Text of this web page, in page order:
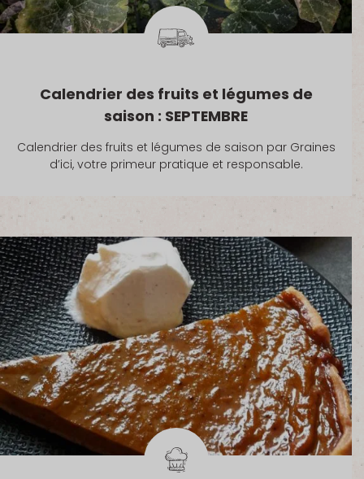
Calendrier des fruits et légumes de
saison : SEPTEMBRE
Calendrier des fruits et légumes de saison par Graines
d’ici, votre primeur pratique et responsable.